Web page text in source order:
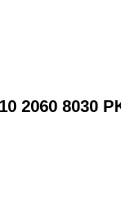
2060 8030